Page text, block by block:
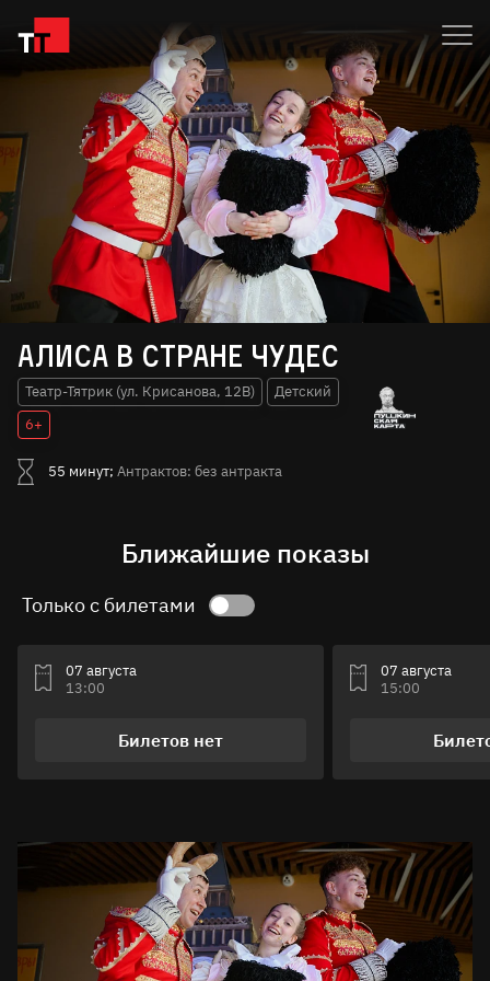
Алиса в стране чудес
Театр-Тятрик (ул. Крисанова, 12В)
Детский
6+
55 минут; Антрактов: без антракта
Ближайшие показы
Только с билетами
07 августа
13:00
Билетов нет
07 августа
15:00